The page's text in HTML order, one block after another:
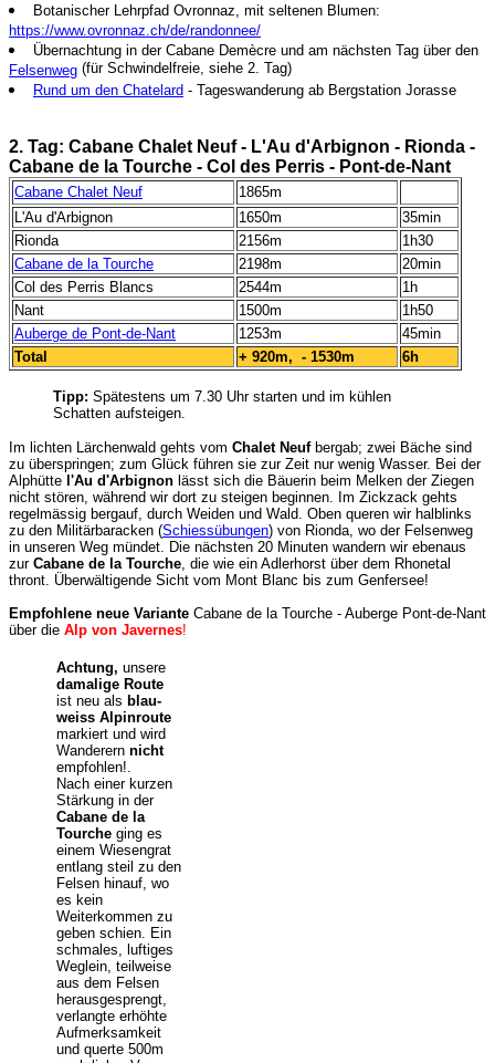
Botanischer Lehrpfad Ovronnaz, mit seltenen Blumen:
https://www.ovronnaz.ch/de/randonnee/
Übernachtung in der Cabane Demècre und am nächsten Tag über den
Felsenweg (für Schwindelfreie, siehe 2. Tag)
Rund um den Chatelard - Tageswanderung ab Bergstation Jorasse
2. Tag: Cabane Chalet Neuf - L'Au d'Arbignon - Rionda -
Cabane de la Tourche - Col des Perris - Pont-de-Nant
Cabane Chalet Neuf
1865m
L'Au d'Arbignon
1650m
35min
Rionda
2156m
1h30
Cabane de la Tourche
2198m
20min
Col des Perris Blancs
2544m
1h
Nant
1500m
1h50
Auberge de Pont-de-Nant
1253m
45min
Total
+ 920m, - 1530m 6h
Tipp: Spätestens um 7.30 Uhr starten und im kühlen
Schatten aufsteigen.
Im lichten Lärchenwald gehts vom Chalet Neufbergab; zwei Bäche sind
zu überspringen; zum Glück führen sie zur Zeit nur wenig Wasser. Bei der
Alphütte l'Au d'Arbignon lässt sich die Bäuerin beim Melken der Ziegen
nicht stören, während wir dort zu steigen beginnen. Im Zickzack gehts
regelmässig bergauf, durch Weiden und Wald. Oben queren wir halblinks
zu den Militärbaracken (Schiessübungen) von Rionda, wo der Felsenweg
in unseren Weg mündet. Die nächsten 20 Minuten wandern wir ebenaus
zurCabane de la Tourche , die wie ein Adlerhorst über dem Rhonetal
thront. Überwältigende Sicht vom Mont Blanc bis zum Genfersee!
Empfohlene neue Variante Cabane de la Tourche - Auberge Pont-de-Nant
über die Alp von Javernes!
Achtung, unsere
damalige Route
ist neu als blau-
weiss Alpinroute
markiert und wird
Wanderern nicht
empfohlen!.
Nach einer kurzen
Stärkung in der
Cabane de la
Tourche ging es
einem Wiesengrat
entlang steil zu den
Felsen hinauf, wo
es kein
Weiterkommen zu
geben schien. Ein
schmales, luftiges
Weglein, teilweise
aus dem Felsen
herausgesprengt,
verlangte erhöhte
Aufmerksamkeit
und querte 500m